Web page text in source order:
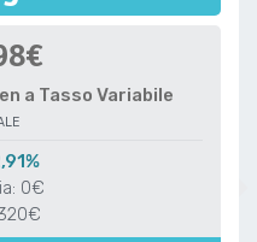
a Tasso Variabile
0€